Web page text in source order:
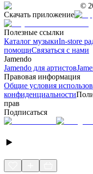
©
Скачать приложение
Полезные ссылки
Каталог музыкиIn-store
помощиСвязаться с нами
Jamendo
Jamendo для артистов
Правовая информация
Общие условия
конфиденциальности
прав
Подписаться